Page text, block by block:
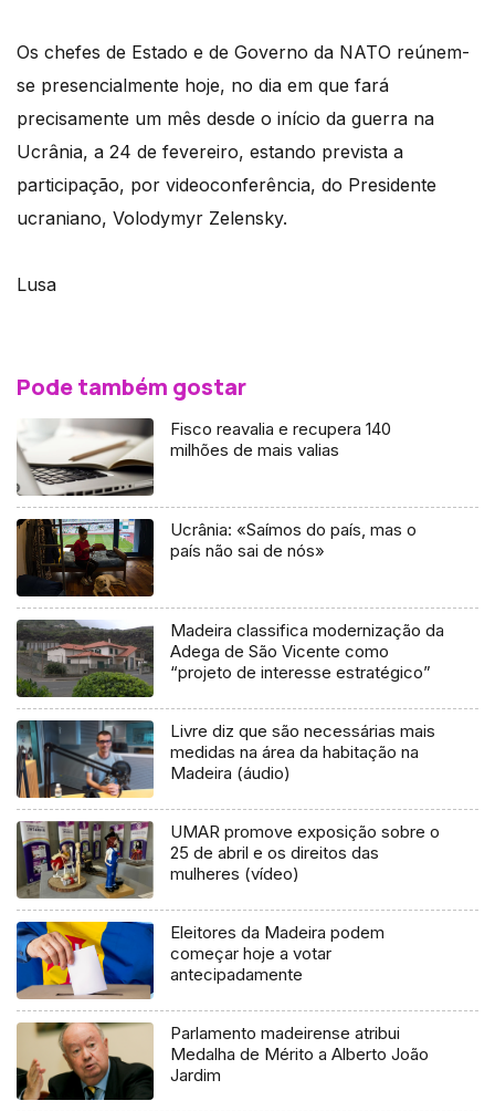
Os chefes de Estado e de Governo da NATO reúnem-
se presencialmente hoje, no dia em que fará
precisamente um mês desde o início da guerra na
Ucrânia, a 24 de fevereiro, estando prevista a
participação, por videoconferência, do Presidente
ucraniano, Volodymyr Zelensky.
Lusa
Pode também gostar
Fisco reavalia e recupera 140
milhões de mais valias
Ucrânia: «Saímos do país, mas o
país não sai de nós»
Madeira classifica modernização da
Adega de São Vicente como
“projeto de interesse estratégico”
Livre diz que são necessárias mais
medidas na área da habitação na
Madeira (áudio)
UMAR promove exposição sobre o
25 de abril e os direitos das
mulheres (vídeo)
Eleitores da Madeira podem
começar hoje a votar
antecipadamente
Parlamento madeirense atribui
Medalha de Mérito a Alberto João
Jardim